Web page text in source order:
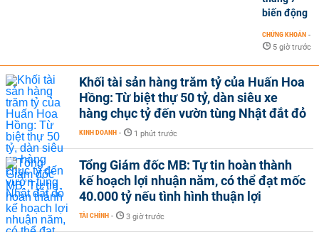
biến động
CHỨNG KHOÁN -
5 giờ trước
Khối tài sản hàng trăm tỷ của Huấn Hoa
Hồng: Từ biệt thự 50 tỷ, dàn siêu xe
hàng chục tỷ đến vườn tùng Nhật đắt đỏ
KINH DOANH - 1 phút trước
Tổng Giám đốc MB: Tự tin hoàn thành
kế hoạch lợi nhuận năm, có thể đạt mốc
40.000 tỷ nếu tình hình thuận lợi
TÀI CHÍNH - 3 giờ trước